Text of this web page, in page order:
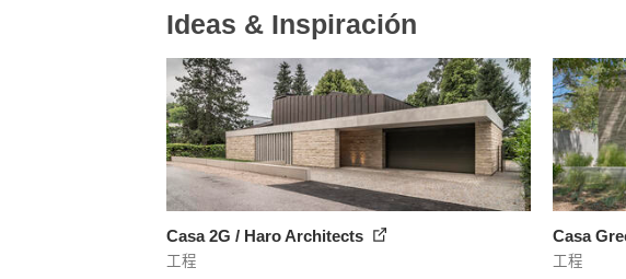
Ideas & Inspiración
Casa 2G / Haro Architects
工程
Casa
工程